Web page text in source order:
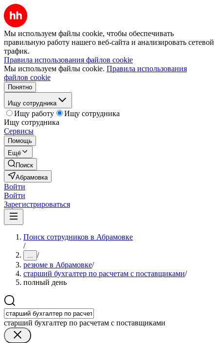
Мы используем файлы cookie, чтобы обеспечивать
правильную работу нашего веб-сайта и анализировать сетевой
трафик.
Правила использования файлов cookie
Мы используем файлы cookie. Правила использования
файлов cookie
Понятно
Ищу сотрудника
Ищу работу
Ищу сотрудника
Ищу сотрудника
Сервисы
Помощь
Ещё
Поиск
Абрамовка
Войти
Войти
Зарегистрироваться
Поиск сотрудников в Абрамовке
/
... /
резюме в Абрамовке/
старший бухгалтер по расчетам с поставщиками/
полный день
старший бухгалтер по расчетам с поставщиками